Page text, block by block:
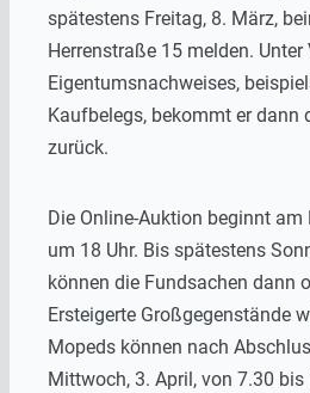
spätestens Freitag, 8. März,
Herrenstraße 15 melden. Unter
Eigentumsnachweises,
Kaufbelegs, bekommt er dann
zurück.
Die Online-Auktion beginnt
um 18 Uhr. Bis spätestens
können die Fundsachen dann
Ersteigerte Großgegenstände
Mopeds können nach
Mittwoch, 3. April, von 7.30 bis